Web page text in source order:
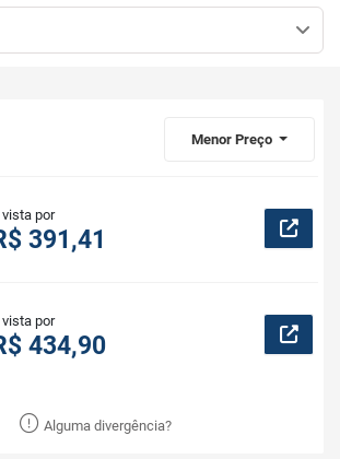
Menor Preço
vista por
391,41
vista por
434,90
Alguma divergência?